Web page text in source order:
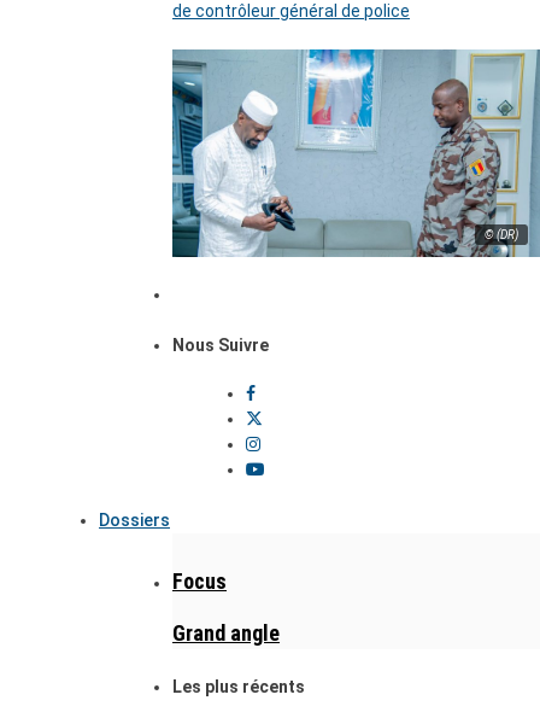
de contrôleur général de police
© (DR)
Nous Suivre
Dossiers
Focus
Grand angle
Les plus récents